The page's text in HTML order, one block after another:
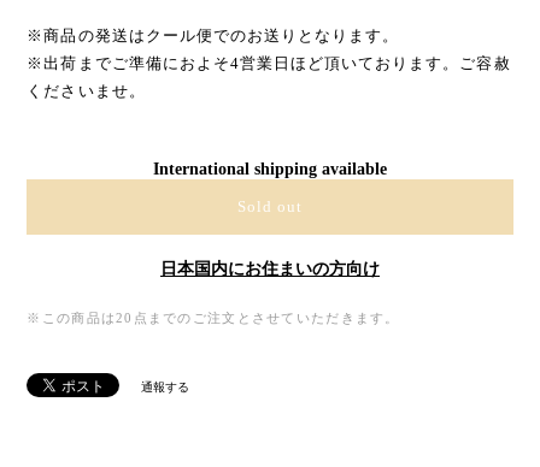
※商品の発送はクール便でのお送りとなります。
※出荷までご準備におよそ4営業日ほど頂いております。ご容赦
くださいませ。
International shipping available
Sold out
日本国内にお住まいの方向け
※この商品は20点までのご注文とさせていただきます。
通報する